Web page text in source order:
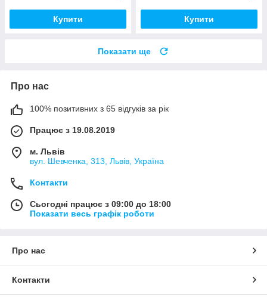
Купити Купити
Показати ще
Про нас
100% позитивних з 65 відгуків за рік
Працює з 19.08.2019
м. Львів
вул. Шевченка, 313, Львів, Україна
Контакти
Сьогодні працює з 09:00 до 18:00
Показати весь графік роботи
Про нас
Контакти